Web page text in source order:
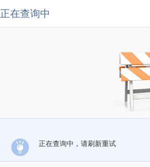
正在查询中
正在查询中，请刷新重试